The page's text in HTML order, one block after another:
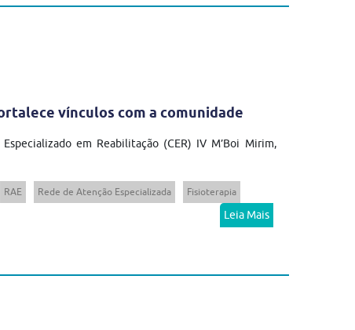
vínculos com a comunidade
em Reabilitação (CER) IV M’Boi Mirim,
RAE Rede de Atenção Especializada
Fisioterapia
Leia Mais